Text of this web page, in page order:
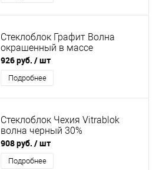
Стеклоблок Графит Волна
окрашенный в массе
926 руб. / шт
Подробнее
Стеклоблок Чехия Vitrablok
волна черный 30%
908 руб. / шт
Подробнее